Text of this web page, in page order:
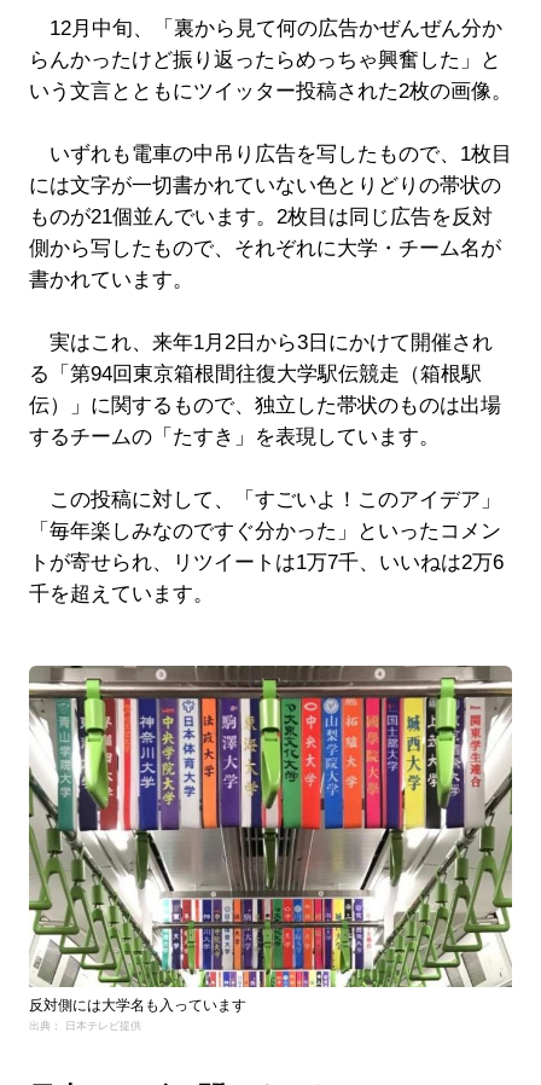
12月中旬、「裏から見て何の広告かぜんぜん分か
らんかったけど振り返ったらめっちゃ興奮した」と
いう文言とともにツイッター投稿された2枚の画像。
いずれも電車の中吊り広告を写したもので、1枚目
には文字が一切書かれていない色とりどりの帯状の
ものが21個並んでいます。2枚目は同じ広告を反対
側から写したもので、それぞれに大学・チーム名が
書かれています。
実はこれ、来年1月2日から3日にかけて開催され
る「第94回東京箱根間往復大学駅伝競走（箱根駅
伝）」に関するもので、独立した帯状のものは出場
するチームの「たすき」を表現しています。
この投稿に対して、「すごいよ！このアイデア」
「毎年楽しみなのですぐ分かった」といったコメン
トが寄せられ、リツイートは1万7千、いいねは2万6
千を超えています。
反対側には大学名も入っています
出典： 日本テレビ提供